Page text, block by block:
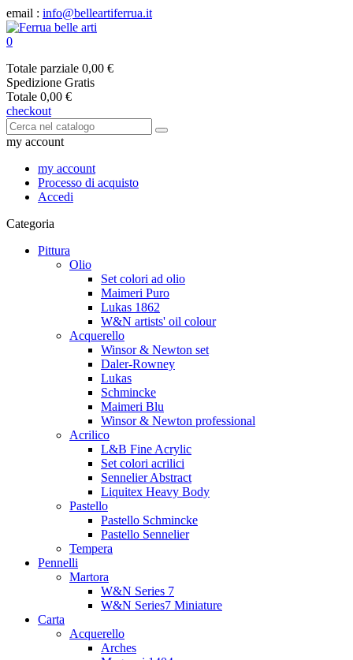
email : info@belleartiferrua.it
0
Totale parziale 0,00 €
Spedizione Gratis
Totale 0,00 €
checkout
my account
my account
Processo di acquisto
Accedi
Categoria
Pittura
Olio
Set colori ad olio
Maimeri Puro
Lukas 1862
W&N artists' oil colour
Acquerello
Winsor & Newton set
Daler-Rowney
Lukas
Schmincke
Maimeri Blu
Winsor & Newton professional
Acrilico
L&B Fine Acrylic
Set colori acrilici
Sennelier Abstract
Liquitex Heavy Body
Pastello
Pastello Schmincke
Pastello Sennelier
Tempera
Pennelli
Martora
W&N Series 7
W&N Series7 Miniature
Carta
Acquerello
Arches